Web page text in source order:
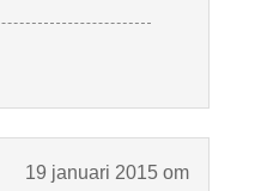
19 januari 2015 om